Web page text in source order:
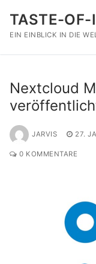
Inhalt
springen
TASTE-OF-
EIN EINBLICK IN DIE
Nextcloud
JARVIS 27.
0 KOMMENTARE